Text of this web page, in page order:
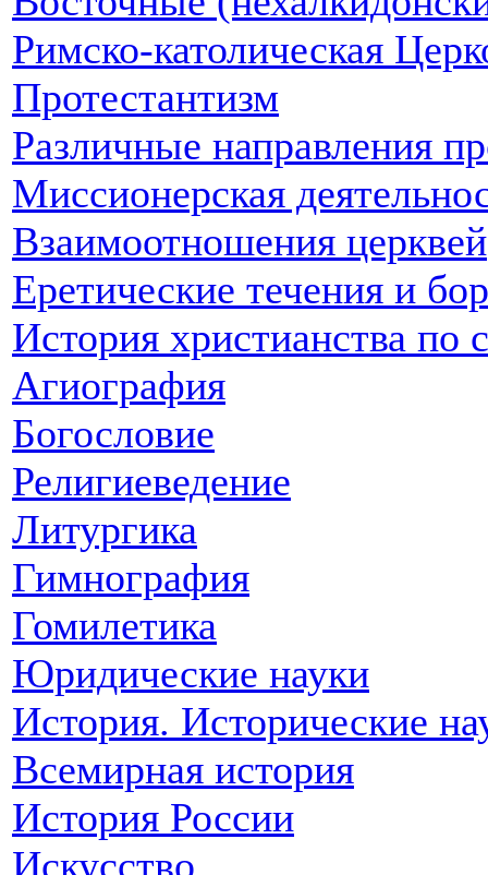
Римско-католическая
Протестантизм
Различные направления
Миссионерская
Взаимоотношения церквей
Еретические течения и
История христианства по
Агиография
Богословие
Религиеведение
Литургика
Гимнография
Гомилетика
Юридические науки
История. Исторические
Всемирная история
История России
Искусство